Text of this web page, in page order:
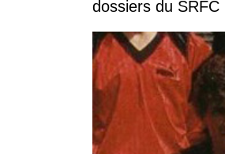
dossiers du SRFC